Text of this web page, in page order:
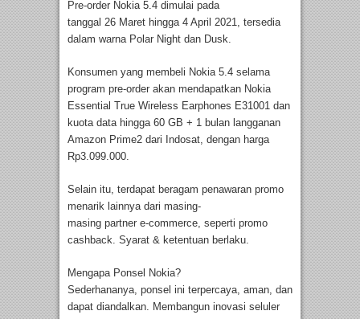
Pre-order Nokia 5.4 dimulai pada
tanggal 26 Maret hingga 4 April 2021, tersedia
dalam warna Polar Night dan Dusk.
Konsumen yang membeli Nokia 5.4 selama
program pre-order akan mendapatkan Nokia
Essential True Wireless Earphones E31001 dan
kuota data hingga 60 GB + 1 bulan langganan
Amazon Prime2 dari Indosat, dengan harga
Rp3.099.000.
Selain itu, terdapat beragam penawaran promo
menarik lainnya dari masing-
masing partner e-commerce, seperti promo
cashback. Syarat & ketentuan berlaku.
Mengapa Ponsel Nokia?
Sederhananya, ponsel ini terpercaya, aman, dan
dapat diandalkan. Membangun inovasi seluler